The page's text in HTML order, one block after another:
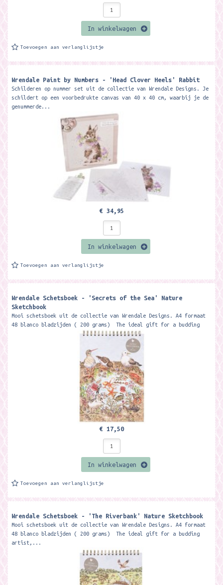
In winkelwagen
Toevoegen aan verlanglijstje
Wrendale Paint by Numbers - 'Head Clover Heels' Rabbit
Schilderen op nummer set uit de collectie van Wrendale Designs. Je
schildert op een voorbedrukte canvas van 40 x 40 cm, waarbij je de
genummerde...
€ 34,95
In winkelwagen
Toevoegen aan verlanglijstje
Wrendale Schetsboek - 'Secrets of the Sea' Nature
Sketchbook
Mooi schetsboek uit de collectie van Wrendale Designs. A4 formaat
48 blanco bladzijden ( 200 grams) The ideal gift for a budding
€ 17,50
In winkelwagen
Toevoegen aan verlanglijstje
Wrendale Schetsboek - 'The Riverbank' Nature Sketchbook
Mooi schetsboek uit de collectie van Wrendale Designs. A4 formaat
48 blanco bladzijden ( 200 grams) The ideal gift for a budding
artist,...